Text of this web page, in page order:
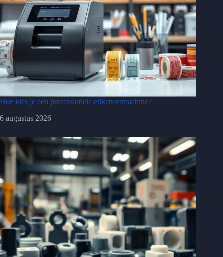
Hoe kies je een professionele etiketteermachine?
6 augustus 2026